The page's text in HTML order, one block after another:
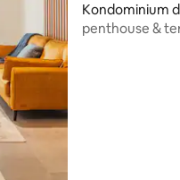
Kondominium
penthouse &